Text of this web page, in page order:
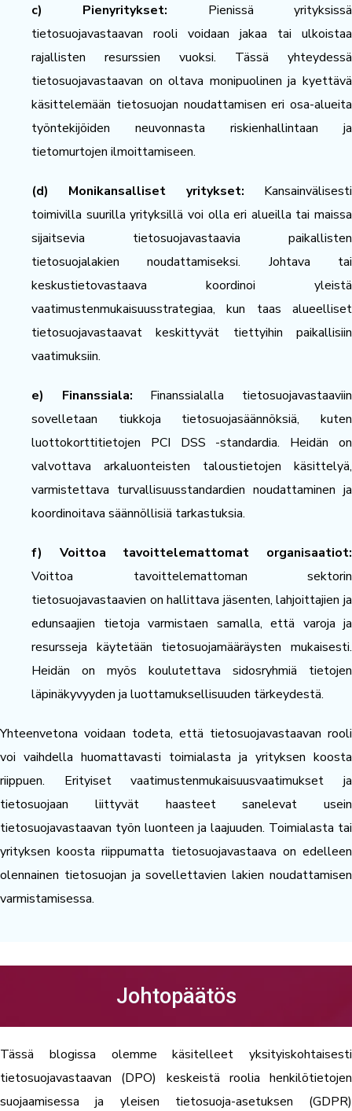
c) Pienyritykset: Pienissä yrityksissä
tietosuojavastaavan rooli voidaan jakaa tai ulkoistaa
rajallisten resurssien vuoksi. Tässä yhteydessä
tietosuojavastaavan on oltava monipuolinen ja kyettävä
käsittelemään tietosuojan noudattamisen eri osa-alueita
työntekijöiden neuvonnasta riskienhallintaan ja
tietomurtojen ilmoittamiseen.
(d) Monikansalliset yritykset: Kansainvälisesti
toimivilla suurilla yrityksillä voi olla eri alueilla tai maissa
sijaitsevia tietosuojavastaavia paikallisten
tietosuojalakien noudattamiseksi. Johtava tai
keskustietovastaava koordinoi yleistä
vaatimustenmukaisuusstrategiaa, kun taas alueelliset
tietosuojavastaavat keskittyvät tiettyihin paikallisiin
vaatimuksiin.
e) Finanssiala: Finanssialalla tietosuojavastaaviin
sovelletaan tiukkoja tietosuojasäännöksiä, kuten
luottokorttitietojen PCI DSS -standardia. Heidän on
valvottava arkaluonteisten taloustietojen käsittelyä,
varmistettava turvallisuusstandardien noudattaminen ja
koordinoitava säännöllisiä tarkastuksia.
f) Voittoa tavoittelemattomat organisaatiot:
Voittoa tavoittelemattoman sektorin
tietosuojavastaavien on hallittava jäsenten, lahjoittajien ja
edunsaajien tietoja varmistaen samalla, että varoja ja
resursseja käytetään tietosuojamääräysten mukaisesti.
Heidän on myös koulutettava sidosryhmiä tietojen
läpinäkyvyyden ja luottamuksellisuuden tärkeydestä.
Yhteenvetona voidaan todeta, että tietosuojavastaavan rooli
voi vaihdella huomattavasti toimialasta ja yrityksen koosta
riippuen. Erityiset vaatimustenmukaisuusvaatimukset ja
tietosuojaan liittyvät haasteet sanelevat usein
tietosuojavastaavan työn luonteen ja laajuuden. Toimialasta tai
yrityksen koosta riippumatta tietosuojavastaava on edelleen
olennainen tietosuojan ja sovellettavien lakien noudattamisen
varmistamisessa.
Johtopäätös
Tässä blogissa olemme käsitelleet yksityiskohtaisesti
tietosuojavastaavan (DPO) keskeistä roolia henkilötietojen
suojaamisessa ja yleisen tietosuoja-asetuksen (GDPR)